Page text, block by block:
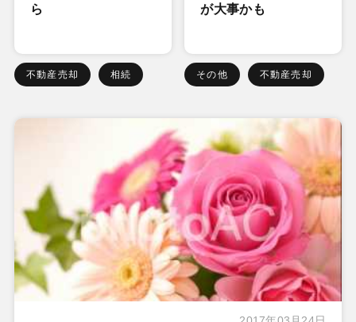
ら
不動産売却 相続
が大事かも
その他 不動産売却